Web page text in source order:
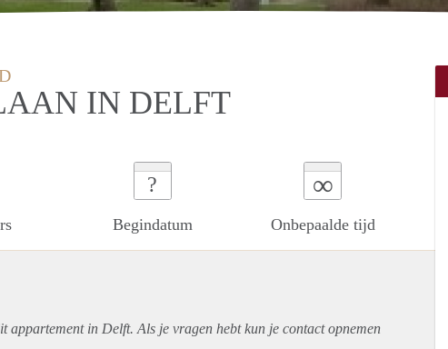
IN DELFT
?
Begindatum
∞
Onbepaalde tijd
appartementin Delft. Als je vragen hebt kun je contact opnemen